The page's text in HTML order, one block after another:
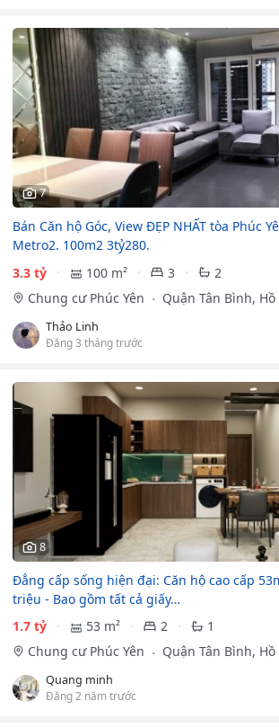
7
Bán Căn hộ Góc, View ĐẸP NHẤT tòa Phúc
Metro2. 100m2 3tỷ280.
3.3 tỷ
100 m² 3
2
Chung cư Phúc Yên
Quận Tân Bình,
Thảo Linh
Đăng 3 tháng trước
8
Đẳng cấp sống hiện đại: Căn hộ cao cấp
triệu - Bao gồm tất cả giấy…
1.7 tỷ
53 m² 2
1
Chung cư Phúc Yên
Quận Tân Bình,
Quang minh
Đăng 2 năm trước